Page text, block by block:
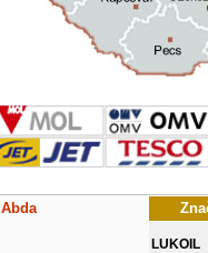
Abda
LUKOIL